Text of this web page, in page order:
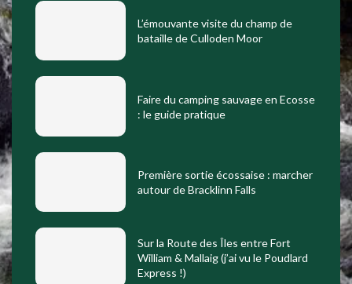
L’émouvante visite du champ de
bataille de Culloden Moor
Faire du camping sauvage en Ecosse
: le guide pratique
Première sortie écossaise : marcher
autour de Bracklinn Falls
Sur la Route des Îles entre Fort
William & Mallaig (j’ai vu le Poudlard
Express !)